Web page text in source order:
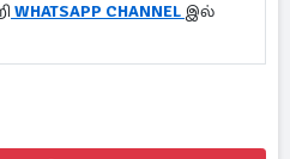
WHATSAPP CHANNEL இல்